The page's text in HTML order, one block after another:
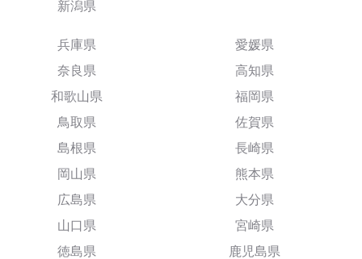
新潟県
兵庫県
奈良県
和歌山県
鳥取県
島根県
岡山県
広島県
山口県
徳島県
愛媛県
高知県
福岡県
佐賀県
長崎県
熊本県
大分県
宮崎県
鹿児島県